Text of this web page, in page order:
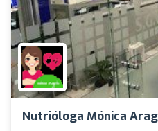
Nutrióloga Mónica